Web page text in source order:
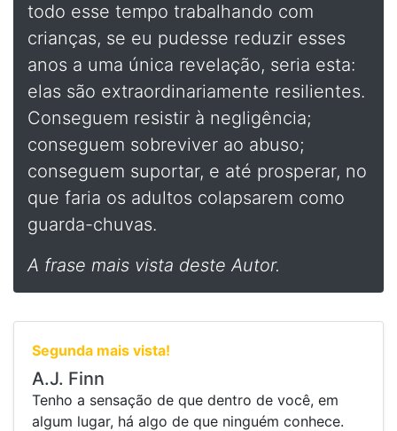
todo esse tempo trabalhando com
crianças, se eu pudesse reduzir esses
anos a uma única revelação, seria esta:
elas são extraordinariamente resilientes.
Conseguem resistir à negligência;
conseguem sobreviver ao abuso;
conseguem suportar, e até prosperar, no
que faria os adultos colapsarem como
guarda-chuvas.
A frase mais vista deste Autor.
Segunda mais vista!
A.J. Finn
Tenho a sensação de que dentro de você, em
algum lugar, há algo de que ninguém conhece.